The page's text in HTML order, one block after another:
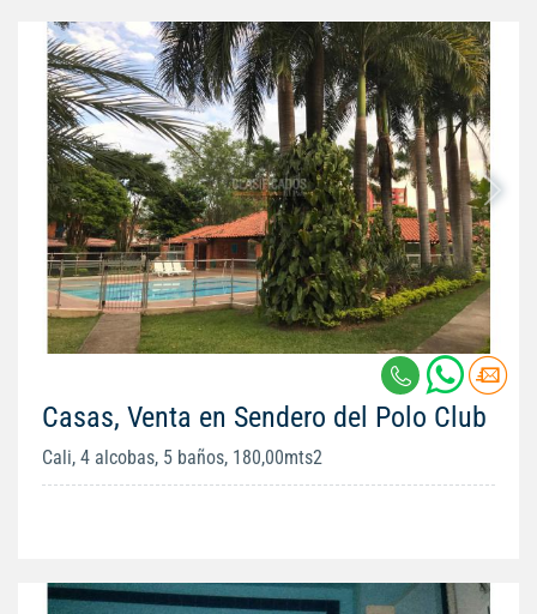
Casas, Venta en Sendero del Polo Club
Cali, 4 alcobas, 5 baños, 180,00mts2